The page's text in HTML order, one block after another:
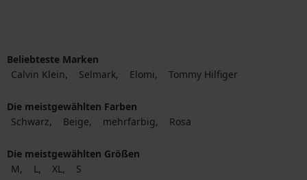
Beliebteste Marken
Calvin Klein
Selmark Elomi Tommy Hilfiger
Die meistgewählten Farben
Schwarz
Beige mehrfarbig Rosa
Die meistgewählten Größen
M
L XL S